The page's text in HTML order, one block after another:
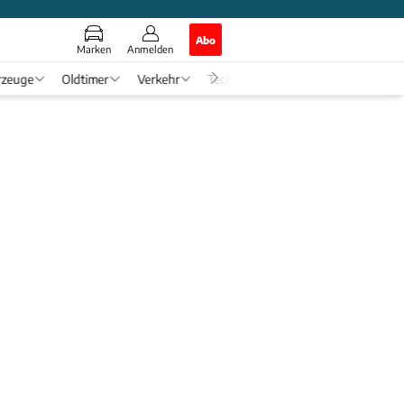
Marken Anmelden
Abo
Oldtimer Verkehr Tech & Zukunft